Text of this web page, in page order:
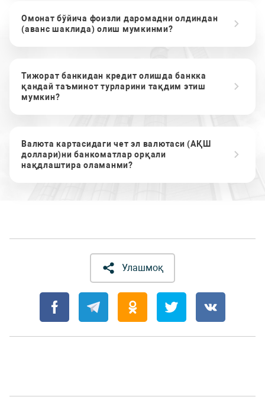
Омонат бўйича фоизли даромадни олдиндан
(аванс шаклида) олиш мумкинми?
Тижорат банкидан кредит олишда банкка
қандай таъминот турларини тақдим этиш
мумкин?
Валюта картасидаги чет эл валютаси (АҚШ
доллари)ни банкоматлар орқали
нақдлаштира оламанми?
Улашмоқ